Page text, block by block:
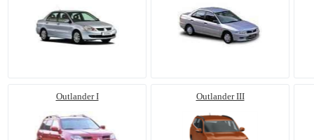
Outlander I Outlander III